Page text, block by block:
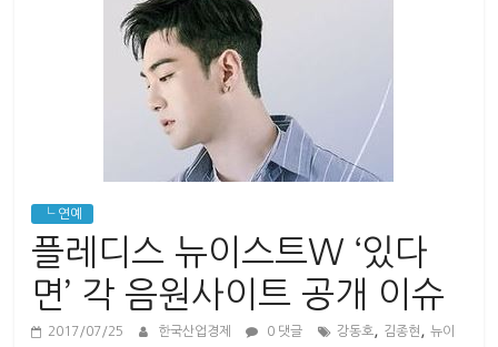
└ 연예
플레디스 뉴이스트W ‘있다
면’ 각 음원사이트 공개 이슈
2017/07/25 한국산업경제 0 댓글 강동호 김종현 ,뉴이